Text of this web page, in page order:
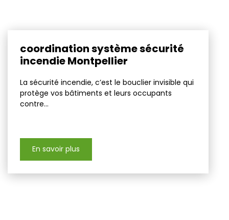
coordination système sécurité
incendie Montpellier
La sécurité incendie, c’est le bouclier invisible qui
protège vos bâtiments et leurs occupants
contre...
En savoir plus